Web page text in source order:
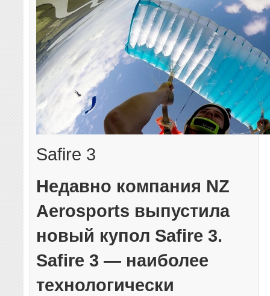
Safire 3
Недавно компания NZ
Aerosports выпустила
новый купол Safire 3.
Safire 3 — наиболее
технологически